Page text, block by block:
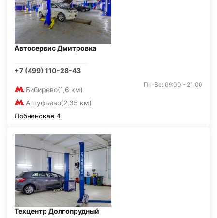
Автосервис Дмитровка
+7 (499) 110-28-43
Бибирево(1,6 км)
Алтуфьево(2,35 км)
Пн-Вс: 09:00 - 21:00
Лобненская 4
Техцентр Долгопрудный